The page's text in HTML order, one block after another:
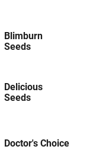
Blimburn
Seeds
Delicious
Seeds
Doctor's Choice